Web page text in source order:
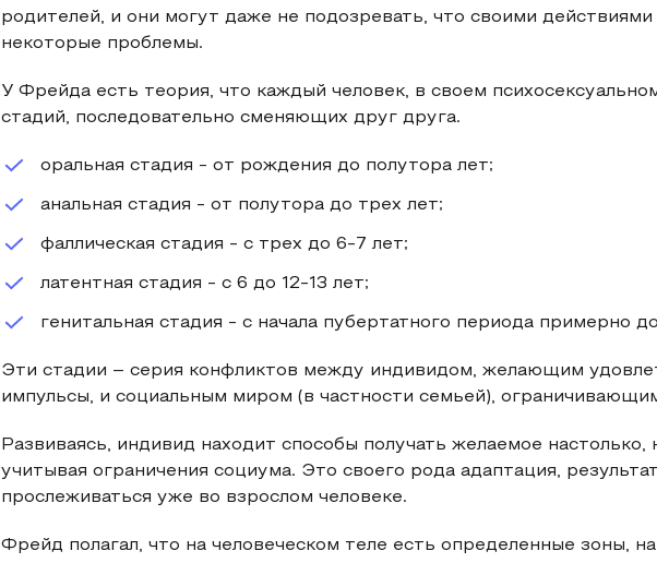
родителей, и они могут даже не подозревать, что своими
некоторые проблемы.
У Фрейда есть теория, что каждый человек, в своем
стадий, последовательно сменяющих друг друга.
оральная стадия - от рождения до полутора лет;
анальная стадия - от полутора до трех лет;
фаллическая стадия - с трех до 6-7 лет;
латентная стадия - с 6 до 12-13 лет;
генитальная стадия - с начала пубертатного периода примерно
Эти стадии – серия конфликтов между индивидом, желающим
импульсы, и социальным миром (в частности семьей),
Развиваясь, индивид находит способы получать желаемое настолько,
учитывая ограничения социума. Это своего рода адаптация,
прослеживаться уже во взрослом человеке.
Фрейд полагал, что на человеческом теле есть определенные зоны,